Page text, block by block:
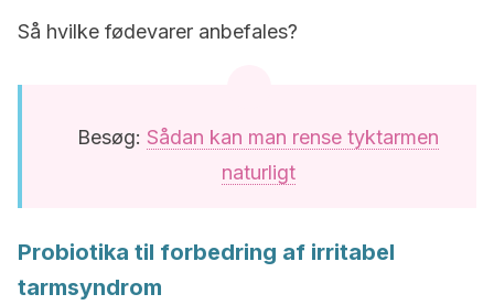
Så hvilke fødevarer anbefales?
Besøg: Sådan kan man rense tyktarmen
naturligt
Probiotika til forbedring af irritabel
tarmsyndrom